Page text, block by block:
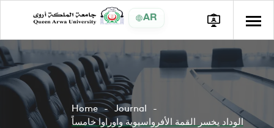
AR
Home
Journal
الوداد يخسر القمة الأفرواسيوية واوراوا خامساً